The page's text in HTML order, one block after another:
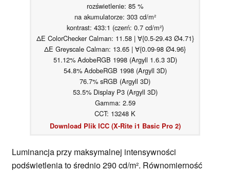
rozświetlenie: 85 %
na akumulatorze: 303 cd/m²
kontrast: 433:1 (czerń: 0.7 cd/m²)
ΔE ColorChecker Calman: 11.58 | ∀{0.5-29.43 Ø4.71}
ΔE Greyscale Calman: 13.65 | ∀{0.09-98 Ø4.96}
51.12% AdobeRGB 1998 (Argyll 1.6.3 3D)
54.8% AdobeRGB 1998 (Argyll 3D)
76.7% sRGB (Argyll 3D)
53.5% Display P3 (Argyll 3D)
Gamma: 2.59
CCT: 13248 K
Download Plik ICC (X-Rite i1 Basic Pro 2)
Luminancja przy maksymalnej intensywności
podświetlenia to średnio 290 cd/m². Równomierność